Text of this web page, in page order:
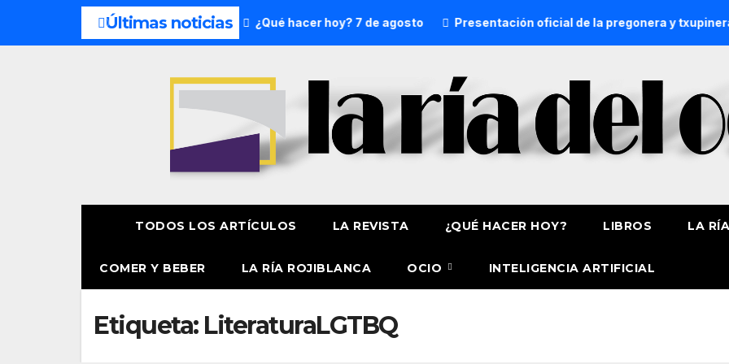
Últimas noticias
del fin de semana: 8 y 9 de agosto ¿Qué hacer hoy? 7 de agosto Presentación oficial de la pregonera y txupinera
TODOS LOS ARTÍCULOS LA REVISTA ¿QUÉ HACER HOY? LIBROS LA
COMER Y BEBER LA RÍA ROJIBLANCA OCIO INTELIGENCIA ARTIFICIAL
Etiqueta: LiteraturaLGTBQ